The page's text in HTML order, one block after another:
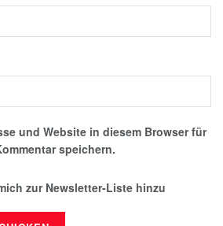
und Website in diesem Browser für
speichern.
zur Newsletter-Liste hinzu